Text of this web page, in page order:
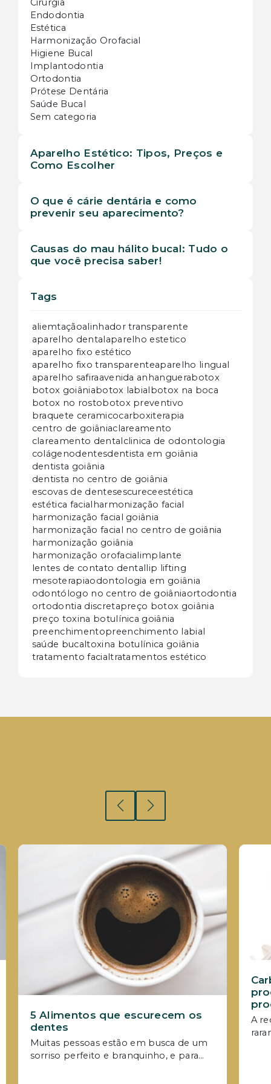
Cirurgia
Endodontia
Estética
Harmonização Orofacial
Higiene Bucal
Implantodontia
Ortodontia
Prótese Dentária
Saúde Bucal
Sem categoria
Aparelho Estético: Tipos, Preços e
Como Escolher
O que é cárie dentária e como
prevenir seu aparecimento?
Causas do mau hálito bucal: Tudo o
que você precisa saber!
Tags
aliemtaçãoalinhador transparente
aparelho dental aparelho estetico
aparelho fixo estético
aparelho fixo transparenteaparelho lingual
aparelho safiraavenida anhanguera botox
botox goiânia botox labial botox na boca
botox no rosto botox preventivo
braquete ceramicocarboxiterapia
centro de goiâniaclareamento
clareamento dental clinica de odontologia
colágenodentesdentista em goiânia
dentista goiânia
dentista no centro de goiânia
escovas de dentesescureceestética
estética facial harmonização facial
harmonização facial goiânia
harmonização facial no centro de goiânia
harmonização goiânia
harmonização orofacial implante
lentes de contato dental lip lifting
mesoterapiaodontologia em goiânia
odontólogo no centro de goiâniaortodontia
ortodontia discretapreço botox goiânia
preço toxina botulínica goiânia
preenchimentopreenchimento labial
saúde bucaltoxina botulínica goiânia
tratamento facialtratamentos estético
5 Alimentos que escurecem os
dentes
Muitas pessoas estão em busca de um
sorriso perfeito e branquinho, e para
e
A